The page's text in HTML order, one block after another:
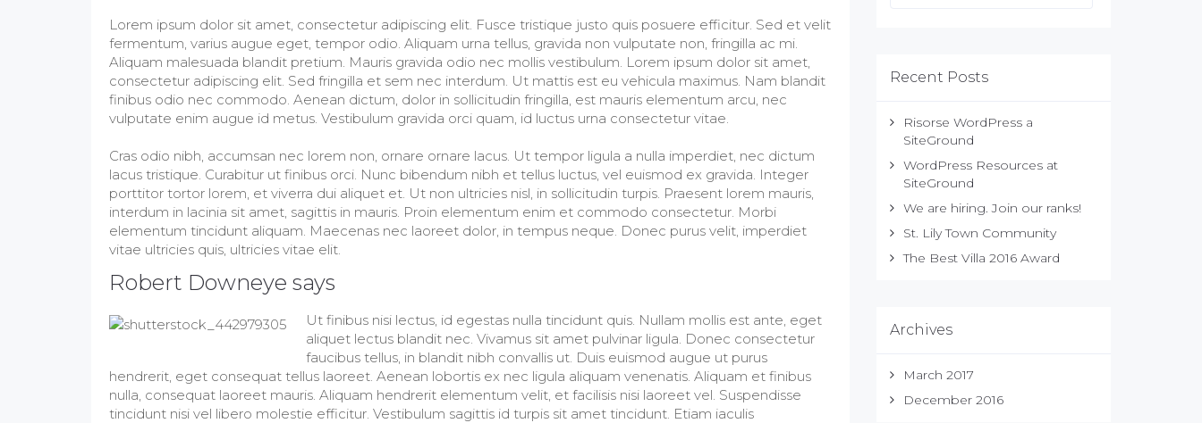
Lorem ipsum dolor sit amet, consectetur adipiscing elit. Fusce tristique justo quis posuere efficitur. Sed et velit
fermentum, varius augue eget, tempor odio. Aliquam urna tellus, gravida non vulputate non, fringilla ac mi.
Aliquam malesuada blandit pretium. Mauris gravida odio nec mollis vestibulum. Lorem ipsum dolor sit amet,
consectetur adipiscing elit. Sed fringilla et sem nec interdum. Ut mattis est eu vehicula maximus. Nam blandit
finibus odio nec commodo. Aenean dictum, dolor in sollicitudin fringilla, est mauris elementum arcu, nec
vulputate enim augue id metus. Vestibulum gravida orci quam, id luctus urna consectetur vitae.
Cras odio nibh, accumsan nec lorem non, ornare ornare lacus. Ut tempor ligula a nulla imperdiet, nec dictum
lacus tristique. Curabitur ut finibus orci. Nunc bibendum nibh et tellus luctus, vel euismod ex gravida. Integer
porttitor tortor lorem, et viverra dui aliquet et. Ut non ultricies nisl, in sollicitudin turpis. Praesent lorem mauris,
interdum in lacinia sit amet, sagittis in mauris. Proin elementum enim et commodo consectetur. Morbi
elementum tincidunt aliquam. Maecenas nec laoreet dolor, in tempus neque. Donec purus velit, imperdiet
vitae ultricies quis, ultricies vitae elit.
Robert Downeye says
Ut finibus nisi lectus, id egestas nulla tincidunt quis. Nullam mollis est ante, eget
aliquet lectus blandit nec. Vivamus sit amet pulvinar ligula. Donec consectetur
faucibus tellus, in blandit nibh convallis ut. Duis euismod augue ut purus
hendrerit, eget consequat tellus laoreet. Aenean lobortis ex nec ligula aliquam venenatis. Aliquam et finibus
nulla, consequat laoreet mauris. Aliquam hendrerit elementum velit, et facilisis nisi laoreet vel. Suspendisse
tincidunt nisi vel libero molestie efficitur. Vestibulum sagittis id turpis sit amet tincidunt. Etiam iaculis
Recent Posts
Risorse WordPress a
SiteGround
WordPress Resources at
SiteGround
We are hiring. Join our ranks!
St. Lily Town Community
The Best Villa 2016 Award
Archives
March 2017
December 2016